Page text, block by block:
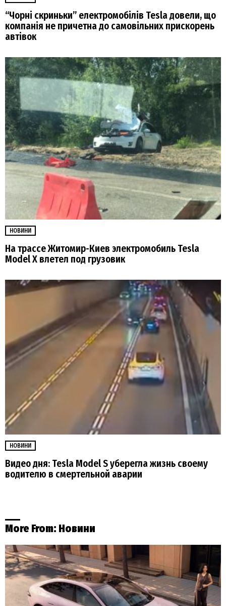
“Чорні скриньки” електромобілів Tesla довели, що
компанія не причетна до самовільних прискорень
автівок
НОВИНИ
На трассе Житомир-Киев электромобиль Tesla
Model X влетел под грузовик
НОВИНИ
Видео дня: Tesla Model S уберегла жизнь своему
водителю в смертельной аварии
More From: Новини